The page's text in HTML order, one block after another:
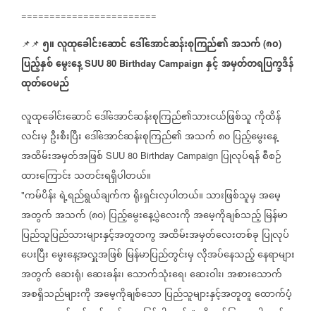
========================
📌📌 ၅။လူထုခေါင်းဆောင်ဒေါ်အောင်ဆန်းစုကြည်၏အသက် (၈၀)
ပြည့်နှစ်မွေးနေ့ SUU 80 Birthday Campaign နှင့်အမှတ်တရပြက္ခဒိန်
ထုတ်ဝေမည်
လူထုခေါင်းဆောင်ဒေါ်အောင်ဆန်းစုကြည်၏သားငယ်ဖြစ်သူကိုထိန်
လင်းမှ ဦးစီးပြီးဒေါ်အောင်ဆန်းစုကြည်၏အသက်၈၀ပြည့်မွေးနေ့
အထိမ်းအမှတ်အဖြစ် SUU 80 Birthday Campaign ပြုလုပ်ရန်စီစဉ်
ထားကြောင်း သတင်းရရှိပါတယ်။
"ကမ်ပိန်းရဲ့ရည်ရွယ်ချက်ကရိုးရှင်းလှပါတယ်။ သားဖြစ်သူမှအမေ့
အတွက်အသက် (၈၀) ပြည့်မွေးနေ့ပွဲလေးကိုအမေ့ကိုချစ်သည့်မြန်မာ
ပြည်သူပြည်သားများနှင့်အတူတကွအထိမ်းအမှတ်လေးတစ်ခု ပြုလုပ်
ပေးပြီးမွေးနေ့အလှူအဖြစ် မြန်မာပြည်တွင်းမှလိုအပ်နေသည့်နေရာများ
အတွက်ဆေးရုံ၊ဆေးခန်း၊သောက်သုံးရေ၊ဆေးဝါး၊အစားသောက်
အစရှိသည်များကိုအမေ့ကိုချစ်သောပြည်သူများနှင့်အတူတူထောက်ပံ့